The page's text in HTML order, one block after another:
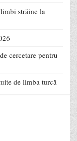
străine la
cercetare pentru
de limba turcă